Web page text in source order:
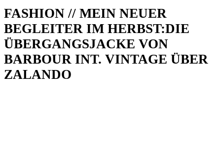
FASHION // MEIN NEUER
BEGLEITER IM HERBST:DIE
ÜBERGANGSJACKE VON
BARBOUR INT. VINTAGE ÜBER
ZALANDO